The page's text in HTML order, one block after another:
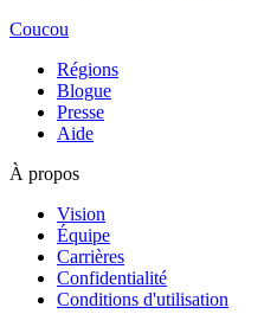
Coucou
Régions
Blogue
Presse
Aide
À propos
Vision
Équipe
Carrières
Confidentialité
Conditions d'utilisation